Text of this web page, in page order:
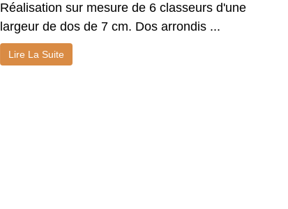
Réalisation sur mesure de 6 classeurs d'une
largeur de dos de 7 cm. Dos arrondis ...
Lire La Suite